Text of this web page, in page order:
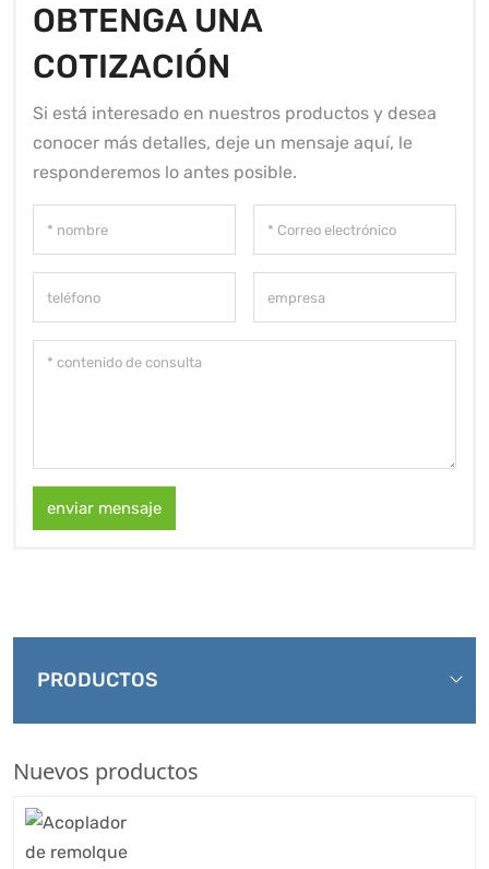
OBTENGA UNA
COTIZACIÓN
Si está interesado en nuestros productos y desea
conocer más detalles, deje un mensaje aquí, le
responderemos lo antes posible.
enviar mensaje
PRODUCTOS
Nuevos productos